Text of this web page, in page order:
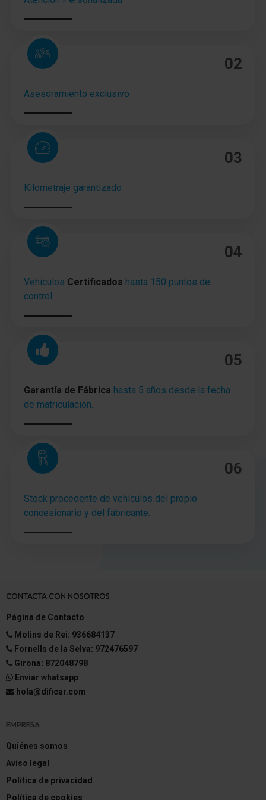
02
Asesoramiento exclusivo
03
Kilometraje garantizado
04
Vehículos Certificados hasta 150 puntos de
control.
05
Garantía de Fábrica hasta 5 años desde la fecha
de matriculación.
06
Stock procedente de vehículos del propio
concesionario y del fabricante.
CONTACTA CON NOSOTROS
Página de Contacto
Molins de Rei: 936684137
Fornells de la Selva: 972476597
Girona: 872048798
Enviar whatsapp
hola@dificar.com
EMPRESA
Quiénes somos
Aviso legal
Política de privacidad
Política de cookies